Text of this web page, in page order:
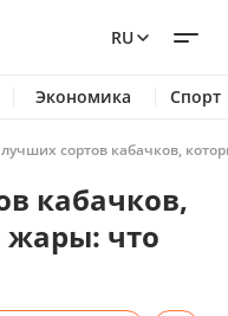
RU
Экономика Спорт
сортов кабачков,
кабачков,
жары: что